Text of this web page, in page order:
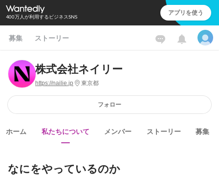
400万人が利用するビジネスSNS アプリを使う
募集 ストーリー
株式会社ネイリー
https://nailie.jp 東京都
フォロー
ホーム 私たちについて メンバー ストーリー 募集
なにをやっているのか